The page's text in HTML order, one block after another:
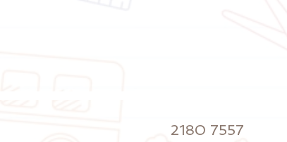
2180 7557